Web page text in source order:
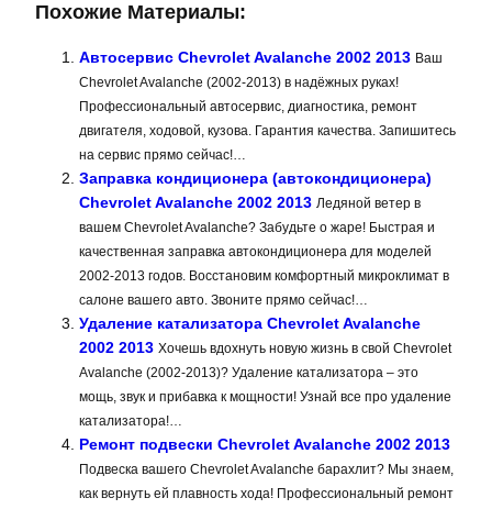
Похожие Материалы:
Автосервис Chevrolet Avalanche 2002 2013 Ваш
Chevrolet Avalanche (2002-2013) в надёжных руках!
Профессиональный автосервис, диагностика, ремонт
двигателя, ходовой, кузова. Гарантия качества. Запишитесь
на сервис прямо сейчас!…
Заправка кондиционера (автокондиционера)
Chevrolet Avalanche 2002 2013 Ледяной ветер в
вашем Chevrolet Avalanche? Забудьте о жаре! Быстрая и
качественная заправка автокондиционера для моделей
2002-2013 годов. Восстановим комфортный микроклимат в
салоне вашего авто. Звоните прямо сейчас!…
Удаление катализатора Chevrolet Avalanche
2002 2013 Хочешь вдохнуть новую жизнь в свой Chevrolet
Avalanche (2002-2013)? Удаление катализатора – это
мощь, звук и прибавка к мощности! Узнай все про удаление
катализатора!…
Ремонт подвески Chevrolet Avalanche 2002 2013
Подвеска вашего Chevrolet Avalanche барахлит? Мы знаем,
как вернуть ей плавность хода! Профессиональный ремонт